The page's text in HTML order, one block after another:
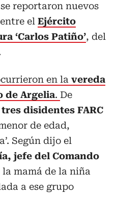
reportaron nuevos
el Ejército
‘Carlos Patiño’, del
en la vereda
de Argelia. De
tres disidentes FARC
de edad,
Según dijo el
jefe del Comando
la mamá de la niña
a ese grupo